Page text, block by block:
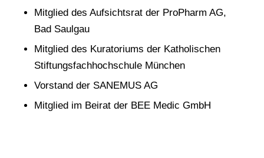
Mitglied des Aufsichtsrat der ProPharm AG,
Bad Saulgau
Mitglied des Kuratoriums der Katholischen
StiftungsfachhochschuleMünchen
Vorstand derSANEMUS AG
Mitglied im Beirat der BEE Medic GmbH